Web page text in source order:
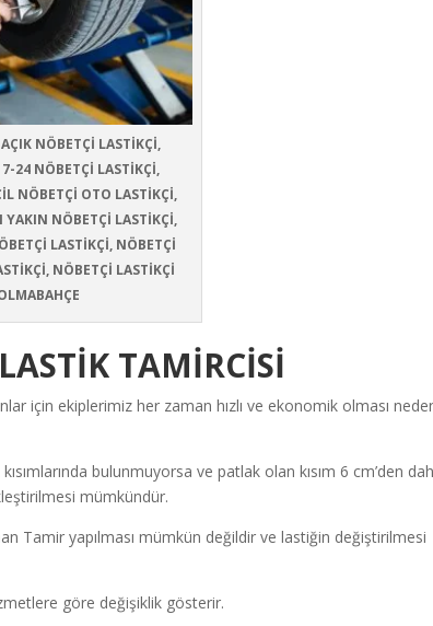
NÖBETÇİ LASTİKÇİ,
24 NÖBETÇİ LASTİKÇİ,
NÖBETÇİ OTO LASTİKÇİ,
YAKIN NÖBETÇİ LASTİKÇİ,
LASTİKÇİ, NÖBETÇİ
NÖBETÇİ LASTİKÇİ
TAMİRCİSİ
için ekiplerimiz her zaman hızlı ve ekonomik olması
bulunmuyorsa ve patlak olan kısım 6 cm’den
mümkündür.
Tamir yapılması mümkün değildir ve lastiğin değiştirilmesi
göre değişiklik gösterir.